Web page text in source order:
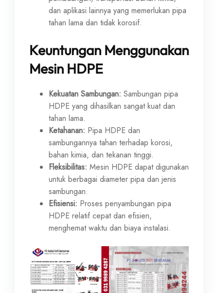
dan aplikasi lainnya yang memerlukan pipa
tahan lama dan tidak korosif.
Keuntungan Menggunakan
Mesin HDPE
Kekuatan Sambungan: Sambungan pipa
HDPE yang dihasilkan sangat kuat dan
tahan lama.
Ketahanan: Pipa HDPE dan
sambungannya tahan terhadap korosi,
bahan kimia, dan tekanan tinggi.
Fleksibilitas: Mesin HDPE dapat digunakan
untuk berbagai diameter pipa dan jenis
sambungan.
Efisiensi: Proses penyambungan pipa
HDPE relatif cepat dan efisien,
menghemat waktu dan biaya instalasi.